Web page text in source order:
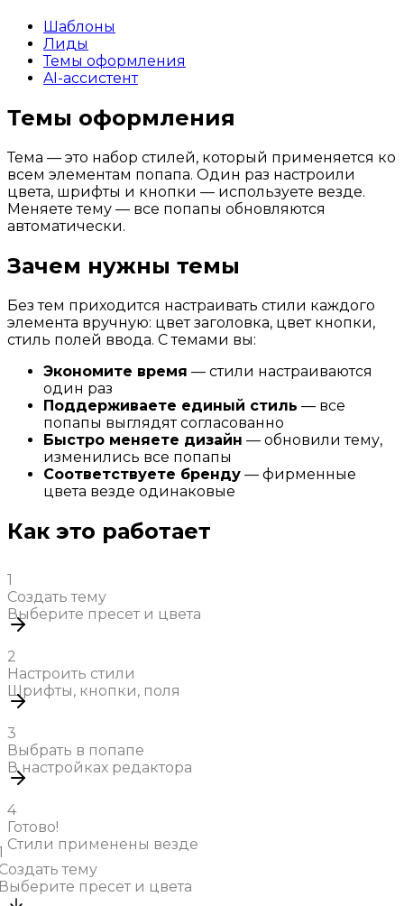
Шаблоны
Лиды
Темы оформления
AI-ассистент
Темы оформления
Тема — это набор стилей, который применяется ко
всем элементам попапа. Один раз настроили
цвета, шрифты и кнопки — используете везде.
Меняете тему — все попапы обновляются
автоматически.
Зачем нужны темы
Без тем приходится настраивать стили каждого
элемента вручную: цвет заголовка, цвет кнопки,
стиль полей ввода. С темами вы:
Экономите время — стили настраиваются
один раз
Поддерживаете единый стиль — все
попапы выглядят согласованно
Быстро меняете дизайн — обновили тему,
изменились все попапы
Соответствуете бренду — фирменные
цвета везде одинаковые
Как это работает
1
Создать тему
Выберите пресет и цвета
2
Настроить стили
Шрифты, кнопки, поля
3
Выбрать в попапе
В настройках редактора
4
Готово!
Стили применены везде
тему
пресет и цвета